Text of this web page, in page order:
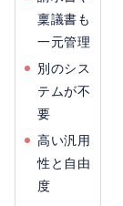
稟議書も
一元管理
別のシス
テムが不
要
高い汎用
性と自由
度